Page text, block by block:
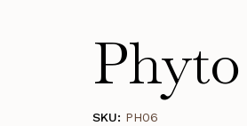
SKU: PH06